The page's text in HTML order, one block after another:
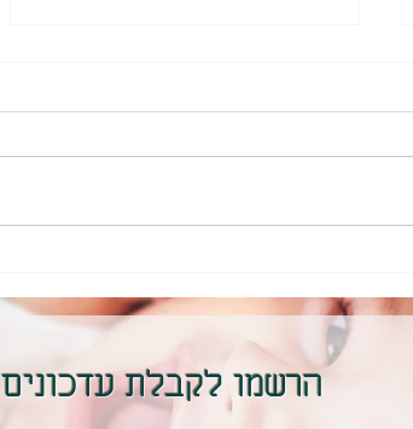
האמת היא שלא תמיד צריך
הרשמו לקבלת עדכונים